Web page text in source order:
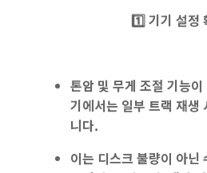
1️⃣기기 설정
톤암 및 무게 조절 기능이
기에서는 일부 트랙 재생
니다.
이는 디스크 불량이 아닌